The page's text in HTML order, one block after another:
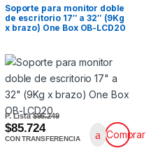
Soporte para monitor doble
de escritorio 17″ a 32″ (9Kg
x brazo) One Box OB-LCD20
P. Lista$95.249
$85.724
CON TRANSFERENCIA Comprar